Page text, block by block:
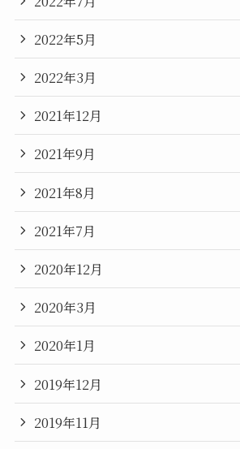
2022年5月
2022年3月
2021年12月
2021年9月
2021年8月
2021年7月
2020年12月
2020年3月
2020年1月
2019年12月
2019年11月